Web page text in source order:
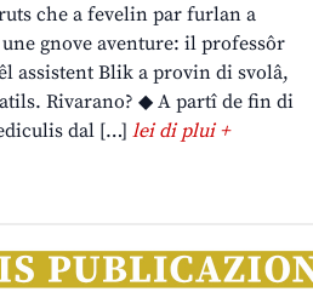
che a fevelin par furlan a
gnove aventure: il professôr
assistent Blik a provin di svolâ,
Rivarano? ◆ A partî de fin di
dal […] lei di plui +